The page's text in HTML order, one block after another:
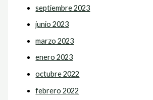
septiembre 2023
junio 2023
marzo 2023
enero 2023
octubre 2022
febrero 2022